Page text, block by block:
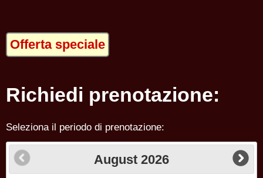
Offerta speciale
Richiedi prenotazione:
Seleziona il periodo di prenotazione:
August 2026